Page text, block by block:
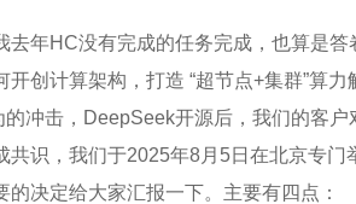
年HC没有完成的任务完成，也算是答
创计算架构，打造 “超节点+集群”算力
冲击，DeepSeek开源后，我们的客
识，我们于2025年8月5日在北京专
决定给大家汇报一下。主要有四点：